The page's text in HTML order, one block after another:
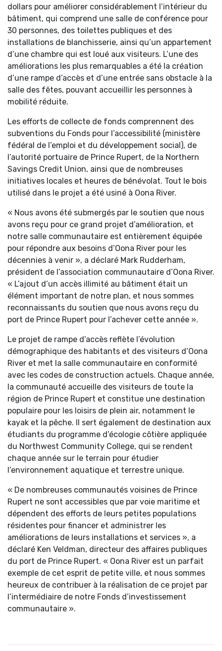
dollars pour améliorer considérablement l’intérieur du
bâtiment, qui comprend une salle de conférence pour
30 personnes, des toilettes publiques et des
installations de blanchisserie, ainsi qu’un appartement
d’une chambre qui est loué aux visiteurs. L’une des
améliorations les plus remarquables a été la création
d’une rampe d’accès et d’une entrée sans obstacle à la
salle des fêtes, pouvant accueillir les personnes à
mobilité réduite.
Les efforts de collecte de fonds comprennent des
subventions du Fonds pour l’accessibilité (ministère
fédéral de l’emploi et du développement social), de
l’autorité portuaire de Prince Rupert, de la Northern
Savings Credit Union, ainsi que de nombreuses
initiatives locales et heures de bénévolat. Tout le bois
utilisé dans le projet a été usiné à Oona River.
« Nous avons été submergés par le soutien que nous
avons reçu pour ce grand projet d’amélioration, et
notre salle communautaire est entièrement équipée
pour répondre aux besoins d’Oona River pour les
décennies à venir », a déclaré Mark Rudderham,
président de l’association communautaire d’Oona River.
« L’ajout d’un accès illimité au bâtiment était un
élément important de notre plan, et nous sommes
reconnaissants du soutien que nous avons reçu du
port de Prince Rupert pour l’achever cette année ».
Le projet de rampe d’accès reflète l’évolution
démographique des habitants et des visiteurs d’Oona
River et met la salle communautaire en conformité
avec les codes de construction actuels. Chaque année,
la communauté accueille des visiteurs de toute la
région de Prince Rupert et constitue une destination
populaire pour les loisirs de plein air, notamment le
kayak et la pêche. Il sert également de destination aux
étudiants du programme d’écologie côtière appliquée
du Northwest Community College, qui se rendent
chaque année sur le terrain pour étudier
l’environnement aquatique et terrestre unique.
« De nombreuses communautés voisines de Prince
Rupert ne sont accessibles que par voie maritime et
dépendent des efforts de leurs petites populations
résidentes pour financer et administrer les
améliorations de leurs installations et services », a
déclaré Ken Veldman, directeur des affaires publiques
du port de Prince Rupert. « Oona River est un parfait
exemple de cet esprit de petite ville, et nous sommes
heureux de contribuer à la réalisation de ce projet par
l’intermédiaire de notre Fonds d’investissement
communautaire ».